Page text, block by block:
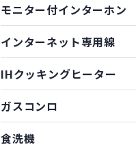
モニター付インターホン
インターネット専用線
IHクッキングヒーター
ガスコンロ
食洗機